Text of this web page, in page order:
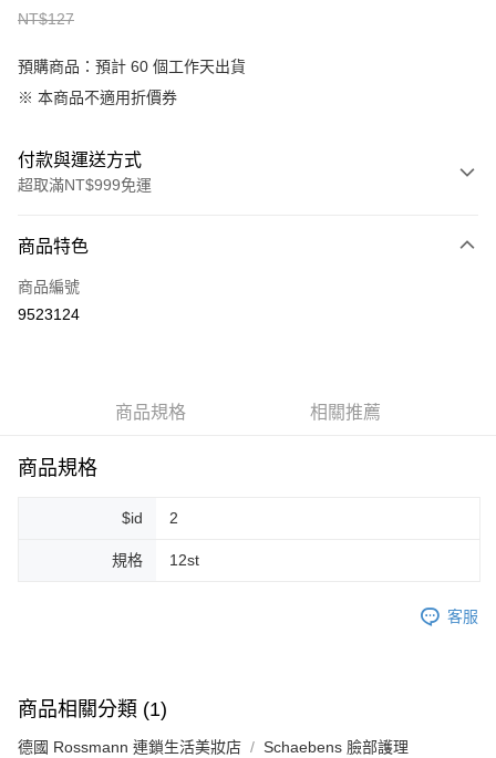
NT$127
預購商品：預計 60 個工作天出貨
※ 本商品不適用折價券
付款與運送方式
超取滿NT$999免運
信用卡一次付款
超商取貨付款
悠遊付
全家純取貨 (先付款
每筆NT$80，滿NT$999(含以上)免運費
商品特色
商品編號
9523124
商品規格 相關推薦
商品規格
$id 2
規格 12st
客服
商品相關分類 (1)
德國 Rossmann 連鎖生活美妝店 Schaebens 臉部護理